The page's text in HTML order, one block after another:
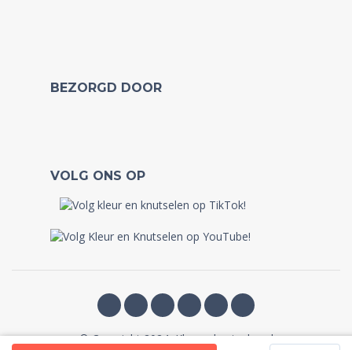
BEZORGD DOOR
VOLG ONS OP
© Copyright 2024, Kleurenknutselen.nl